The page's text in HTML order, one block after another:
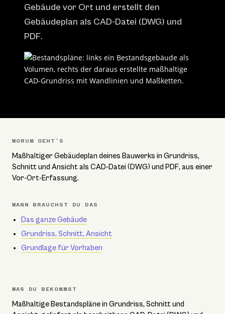
Gebäude vor Ort und erstellt den
Gebäudeplan als CAD-Datei (DWG) und
PDF.
WORUM GEHT’S
Maßhaltiger Gebäudeplan deines Bauwerks in Grundriss,
Schnitt und Ansicht als CAD-Datei (DWG) und PDF, aus einer
Vor-Ort-Erfassung.
WANN BRAUCHST DU DAS
Das ganze Gebäude
Grundriss, Schnitt, Ansicht
Grundlage für Vorhaben
WAS DU BEKOMMST
Maßhaltige Bestandspläne in Grundriss, Schnitt und